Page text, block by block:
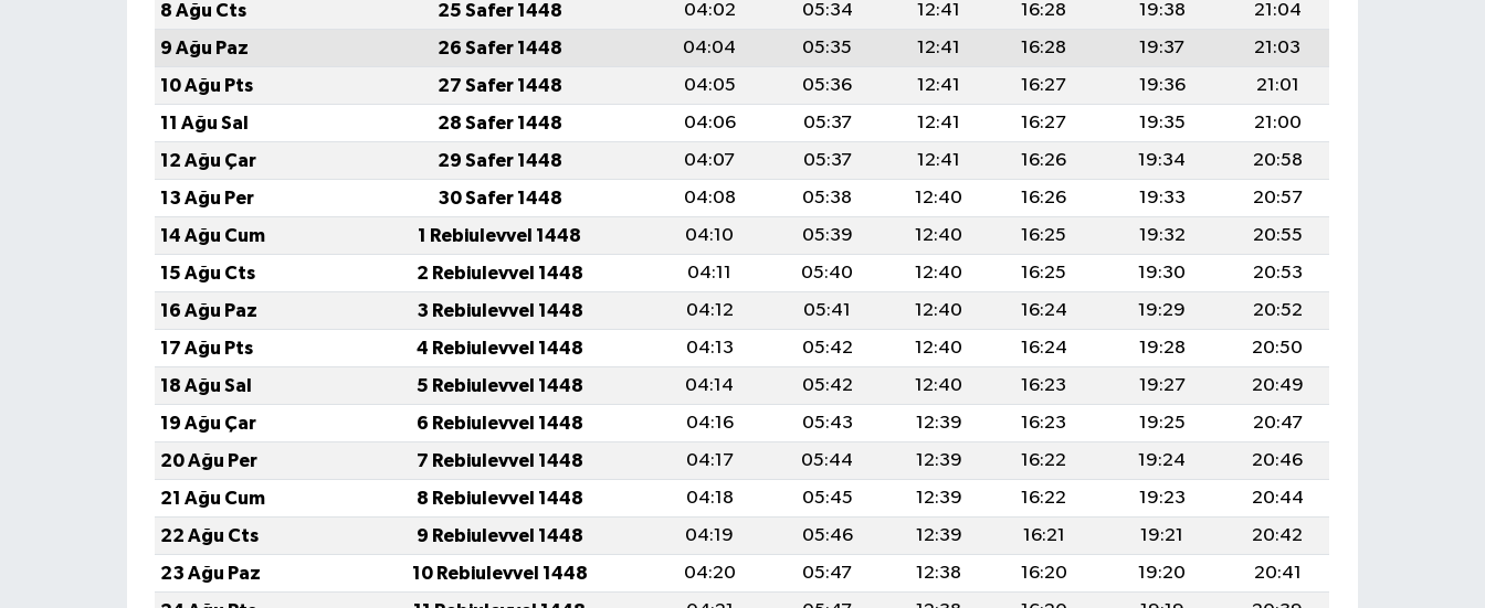
8 Ağu Cts
25 Safer 1448 04:02 05:34 12:41 16:28 19:38
21:04
9 Ağu Paz
26 Safer 1448 04:04 05:35 12:41 16:28 19:37
21:03
10 Ağu Pts
27 Safer 1448 04:05 05:36 12:41 16:27 19:36
21:01
11 Ağu Sal
28 Safer 1448 04:06 05:37 12:41 16:27 19:35
21:00
12 Ağu Çar
29 Safer 1448 04:07 05:37 12:41 16:26 19:34
20:58
13 Ağu Per
30 Safer 1448 04:08 05:38 12:40 16:26 19:33
20:57
14 Ağu Cum
1 Rebiulevvel 1448 04:10 05:39 12:40 16:25 19:32
20:55
15 Ağu Cts
2 Rebiulevvel 1448 04:11 05:40 12:40 16:25 19:30
20:53
16 Ağu Paz
3 Rebiulevvel 1448 04:12 05:41 12:40 16:24 19:29
20:52
17 Ağu Pts
4 Rebiulevvel 1448 04:13 05:42 12:40 16:24 19:28
20:50
18 Ağu Sal
5 Rebiulevvel 1448 04:14 05:42 12:40 16:23 19:27
20:49
19 Ağu Çar
6 Rebiulevvel 1448 04:16 05:43 12:39 16:23 19:25
20:47
20 Ağu Per
7 Rebiulevvel 1448 04:17 05:44 12:39 16:22 19:24
20:46
21 Ağu Cum
8 Rebiulevvel 1448 04:18 05:45 12:39 16:22 19:23
20:44
22 Ağu Cts
9 Rebiulevvel 1448 04:19 05:46 12:39 16:21 19:21
20:42
23 Ağu Paz
10 Rebiulevvel 1448 04:20 05:47 12:38 16:20 19:20
20:41